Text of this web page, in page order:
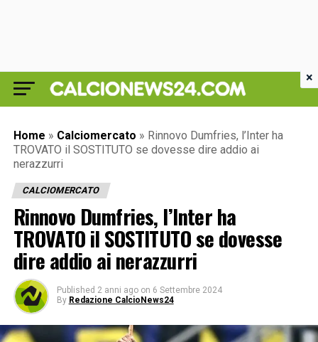
Home » Calciomercato » Rinnovo Dumfries, l’Inter ha
TROVATO il SOSTITUTO se dovesse dire addio ai
nerazzurri
CALCIOMERCATO
Rinnovo Dumfries, l’Inter ha
TROVATO il SOSTITUTO se dovesse
dire addio ai nerazzurri
Published 2 anni ago on 6 Settembre 2024
By Redazione CalcioNews24
×